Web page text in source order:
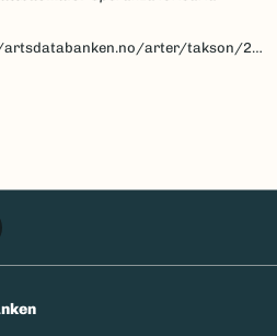
arter/takson/223995/beskrivelse